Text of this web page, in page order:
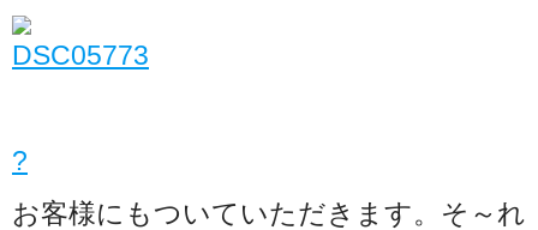
?
お客様にもついていただきます。そ～れ